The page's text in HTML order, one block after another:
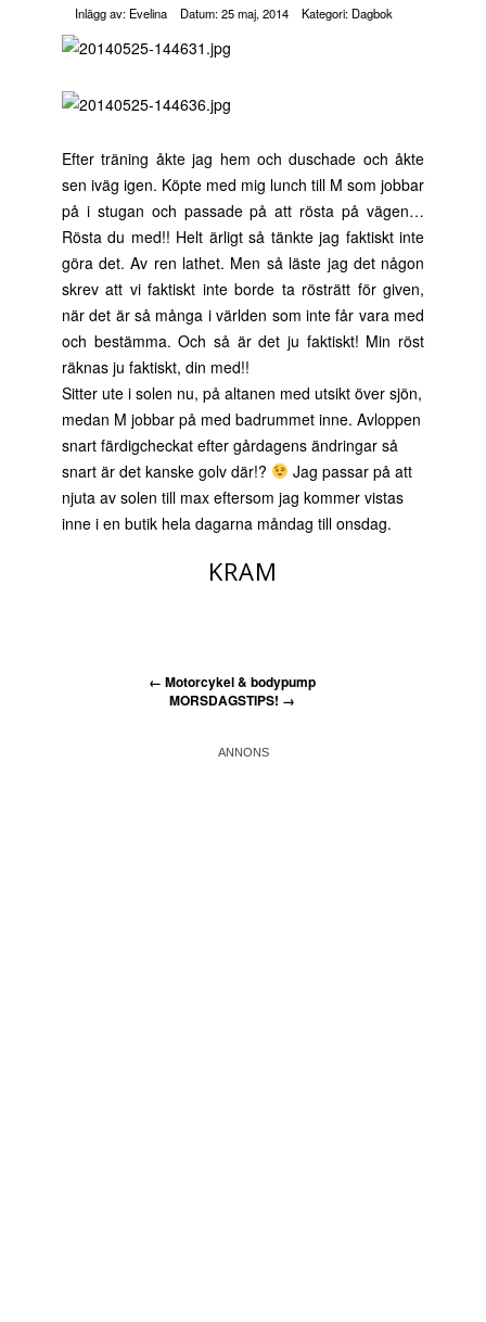
Inlägg av: Evelina Datum:25 maj, 2014 Kategori: Dagbok
Efter träning åkte jag hem och duschade och åkte
sen iväg igen. Köpte med mig lunch till M som jobbar
på i stugan och passade på att rösta på vägen…
Rösta du med!! Helt ärligt så tänkte jag faktiskt inte
göra det. Av ren lathet. Men så läste jag det någon
skrev att vi faktiskt inte borde ta rösträtt för given,
när det är så många i världen som inte får vara med
och bestämma. Och så är det ju faktiskt! Min röst
räknas ju faktiskt, din med!!
Sitter ute i solen nu, på altanen med utsikt över sjön,
medan M jobbar på med badrummet inne. Avloppen
snart färdigcheckat efter gårdagens ändringar så
snart är det kanske golv där!?
Jag passar på att
njuta av solen till max eftersom jag kommer vistas
inne i en butik hela dagarna måndag till onsdag.
KRAM
← Motorcykel & bodypump
MORSDAGSTIPS! →